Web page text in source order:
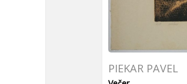
PIEKAR PAVEL